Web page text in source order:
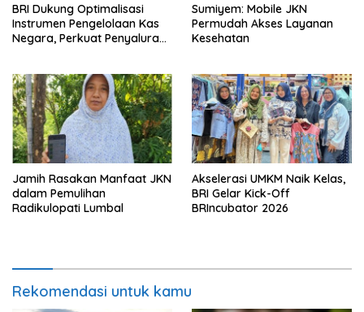
BRI Dukung Optimalisasi
Instrumen Pengelolaan Kas
Negara, Perkuat Penyaluran
Sumiyem: Mobile JKN
Permudah Akses Layanan
Kesehatan
Jamih Rasakan Manfaat JKN
dalam Pemulihan
Radikulopati Lumbal
Akselerasi UMKM Naik Kelas,
BRI Gelar Kick-Off
BRIncubator 2026
Rekomendasi untuk kamu